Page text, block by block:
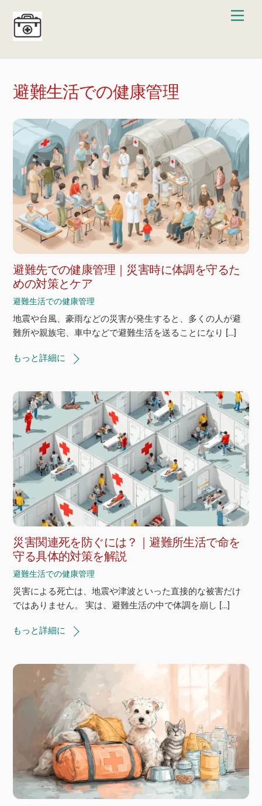
content
避難生活での健康管理
避難先での健康管理｜災害時に体調を守るた
めの対策とケア
避難生活での健康管理
地震や台風、豪雨などの災害が発生すると、多くの人が避
難所や親族宅、車中などで避難生活を送ることになり […]
もっと詳細に
災害関連死を防ぐには？｜避難所生活で命を
守る具体的対策を解説
避難生活での健康管理
災害による死亡は、地震や津波といった直接的な被害だけ
ではありません。 実は、避難生活の中で体調を崩し […]
もっと詳細に